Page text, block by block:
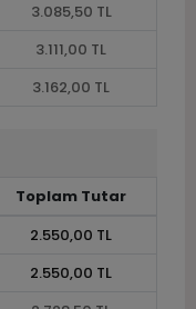
3.085,50 TL
3.111,00 TL
3.162,00 TL
Toplam Tutar
2.550,00 TL
2.550,00 TL